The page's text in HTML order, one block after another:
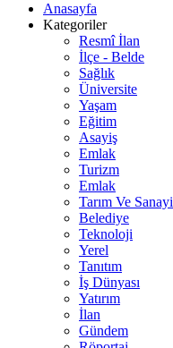
Anasayfa
Kategoriler
Resmî İlan
İlçe - Belde
Sağlık
Üniversite
Yaşam
Eğitim
Asayiş
Emlak
Turizm
Emlak
Tarım Ve Sanayi
Belediye
Teknoloji
Yerel
Tanıtım
İş Dünyası
Yatırım
İlan
Gündem